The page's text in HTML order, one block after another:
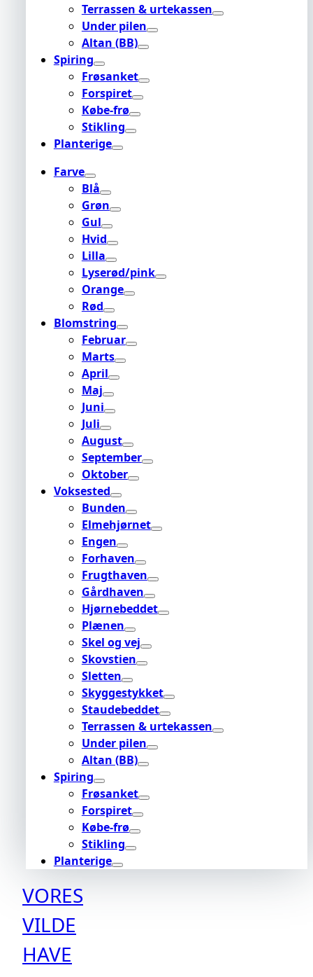
Terrassen & urtekassen
Under pilen
Altan (BB)
Spiring
Frøsanket
Forspiret
Købe-frø
Stikling
Planterige
Farve
Blå
Grøn
Gul
Hvid
Lilla
Lyserød/pink
Orange
Rød
Blomstring
Februar
Marts
April
Maj
Juni
Juli
August
September
Oktober
Voksested
Bunden
Elmehjørnet
Engen
Forhaven
Frugthaven
Gårdhaven
Hjørnebeddet
Plænen
Skel og vej
Skovstien
Sletten
Skyggestykket
Staudebeddet
Terrassen & urtekassen
Under pilen
Altan (BB)
Spiring
Frøsanket
Forspiret
Købe-frø
Stikling
Planterige
VORES
VILDE
HAVE